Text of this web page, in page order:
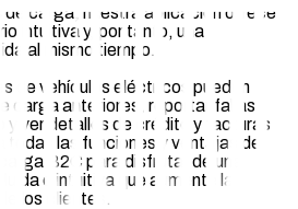
de carga, nuestra aplicación ofrece
intuitiva y, por tanto, una
al mismo tiempo.
de vehículos eléctricos pueden
carga anteriores, reportar fallas,
y ver detalles de crédito y facturas
todas las funciones y ventajas de
B2C para disfrutar de una
e intuitiva que aumente la
los clientes.